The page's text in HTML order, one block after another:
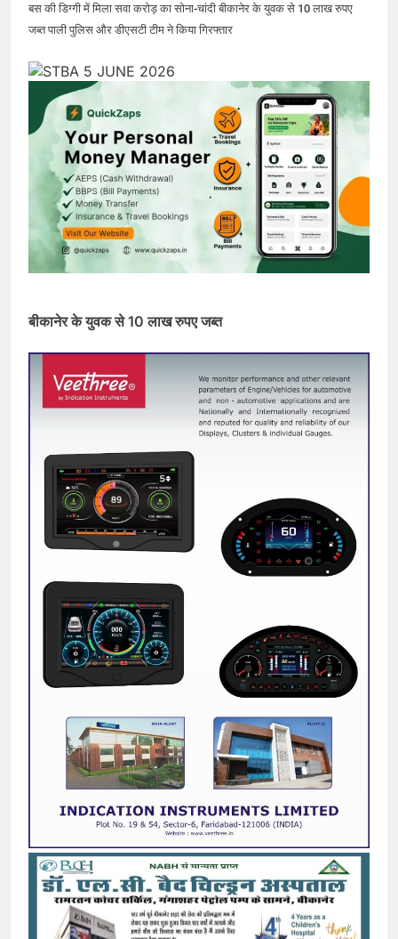
बस की डिग्गी में मिला सवा करोड़ का सोना-चांदी बीकानेर के युवक से 10 लाख रुपए
जब्त पाली पुलिस और डीएसटी टीम ने किया गिरफ्तार
बीकानेर के युवक से 10 लाख रुपए जब्त